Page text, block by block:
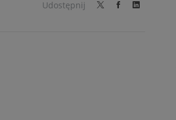
Udostępnij